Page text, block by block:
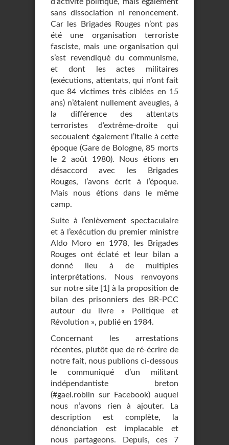
sans dissociation ni renoncement.
Car les Brigades Rouges n’ont pas
été une organisation terroriste
fasciste, mais une organisation qui
s’est revendiqué du communisme,
et dont les actes militaires
(exécutions, attentats, qui n’ont fait
que 84 victimes très ciblées en 15
ans) n’étaient nullement aveugles, à
la différence des attentats
terroristes d’extrême-droite qui
secouaient également l’Italie à cette
époque (Gare de Bologne, 85 morts
le 2 août 1980). Nous étions en
désaccord avec les Brigades
Rouges, l’avons écrit à l’époque.
Mais nous étions dans le même
camp.
Suite à l’enlèvement spectaculaire
et à l’exécution du premier ministre
Aldo Moro en 1978, les Brigades
Rouges ont éclaté et leur bilan a
donné lieu à de multiples
interprétations. Nous renvoyons
sur notre site [1 ] à la proposition de
bilan des prisonniers des BR-PCC
autour du livre « Politique et
Révolution », publié en 1984.
Concernant les arrestations
récentes, plutôt que de ré-écrire de
notre fait, nous publions ci-dessous
le communiqué d’un militant
indépendantiste breton
(#gael.roblin sur Facebook) auquel
nous n’avons rien à ajouter. La
description est complète, la
dénonciation est implacable et
nous partageons. Depuis, ces 7